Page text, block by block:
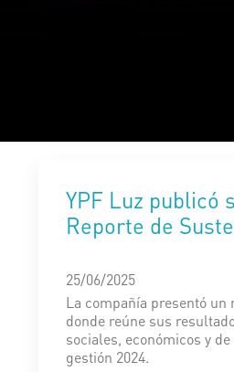
YPF Luz publicó
Reporte de
25/06/2025
La compañía presentó un
donde reúne sus
sociales, económicos y
gestión 2024.